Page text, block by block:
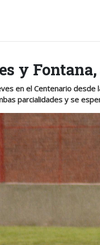
y
en el Centenario desde
parcialidades y se